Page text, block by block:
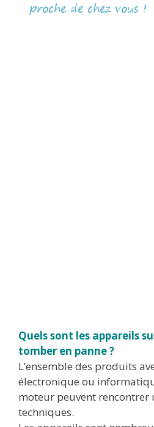
Quels sont les appareils
tomber en panne ?
L’ensemble des produits
électronique ou
moteur peuvent rencontrer
techniques.